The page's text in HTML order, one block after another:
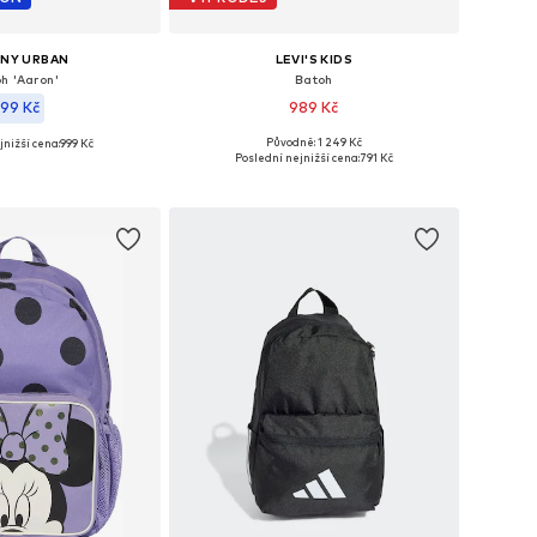
URBAN
'Aaron'
Kč
One Size
cena:999 Kč
LEVI'S KIDS
Batoh
989 Kč
Dostupné velikosti: One Size
Původně: 1 249 Kč
Poslední nejnižší cena:791 Kč